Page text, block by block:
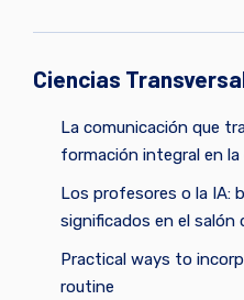
Ciencias
La comunicación que
formación integral en
Los profesores o la IA:
significados en el salón
Practical ways to
routine